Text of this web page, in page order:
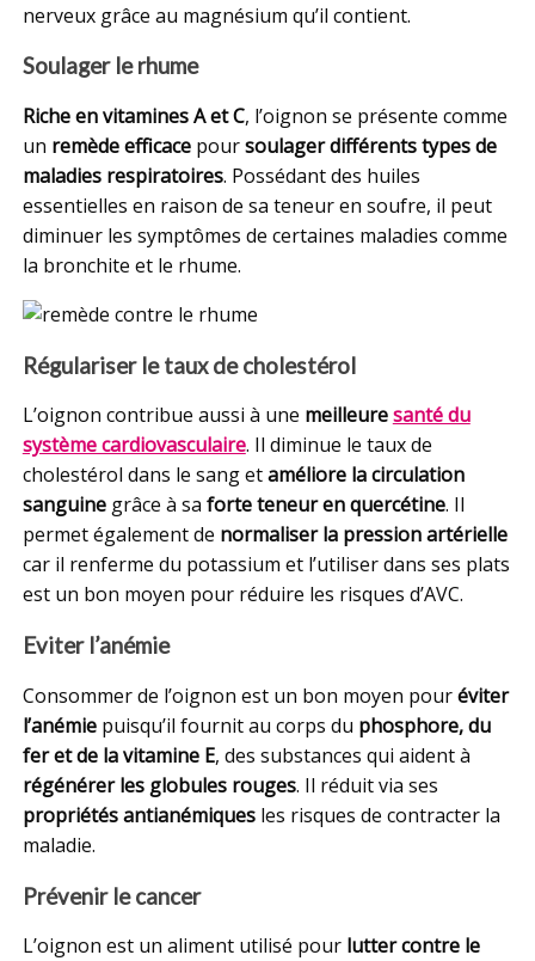
nerveux grâce au magnésium qu’il contient.
Soulager le rhume
Riche en vitamines A et C, l’oignon se présente comme
un remède efficacepoursoulager différents types de
maladies respiratoires. Possédant des huiles
essentielles en raison de sa teneur en soufre, il peut
diminuer les symptômes de certaines maladies comme
la bronchite et le rhume.
Régulariser le taux de cholestérol
L’oignon contribue aussi à une meilleuresanté du
système cardiovasculaire. Il diminue le taux de
cholestérol dans le sang etaméliore la circulation
sanguinegrâce à sa forte teneur en quercétine. Il
permet également de normaliser la pression artérielle
car il renferme du potassium et l’utiliser dans ses plats
est un bon moyen pour réduire les risques d’AVC.
Eviter l’anémie
Consommer de l’oignon est un bon moyen pouréviter
l’anémiepuisqu’il fournit au corps du phosphore, du
fer et de la vitamine E, des substances qui aident à
régénérer les globules rouges. Il réduit via ses
propriétés antianémiquesles risques de contracter la
maladie.
Prévenir le cancer
L’oignon est un aliment utilisé pour lutter contre le